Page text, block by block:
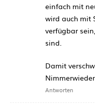
einfach mit
wird auch mit
verfügbar
sind.
Damit
Antworten